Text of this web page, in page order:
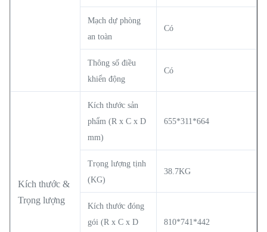
Mạch dự phòng
an toàn
Có
Thông số điều
khiển động
Có
Kích thước &
Trọng lượng
Kích thước sản
phẩm (R x C x D
mm)
655*311*664
Trọng lượng tịnh
(KG)
38.7KG
Kích thước đóng
gói (R x C x D
810*741*442